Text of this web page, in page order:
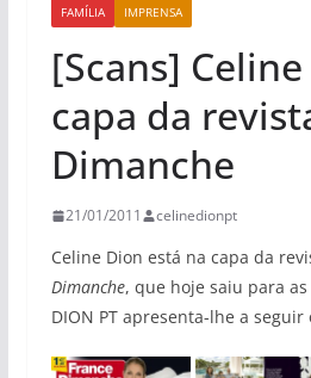
FAMÍLIA IMPRENSA
[Scans]
capa da
Dimanche
21/01/2011 celinedionpt
Celine Dion está na capa da
Dimanche, que hoje saiu para as
DION PT apresenta-lhe a seguir